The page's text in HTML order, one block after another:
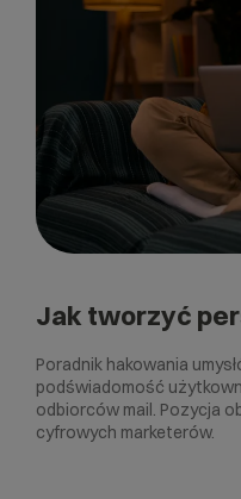
Jak tworzyć
Poradnik hakowania
podświadomość
odbiorców mail. Pozycja
cyfrowych marketerów.